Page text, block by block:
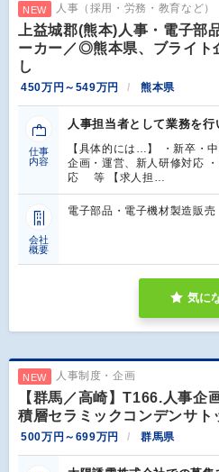
NEW 人事（採用・労務・教育など）
上益城郡(熊本)人事・電子部
ーカー／◎熊本県、ブライ
し
450万円～549万円 熊本県
仕事
内容
人事担当者として業務を行
【具体的には…】 ・新卒・
企画・運営、新人研修対応
応 等 【求人担…
会社
概要
電子部品・電子機材製造販
気に
NEW 人事制度・企画
【群馬／高崎】T166.人事
積層セラミックコンデンサ
500万円～699万円 群馬県